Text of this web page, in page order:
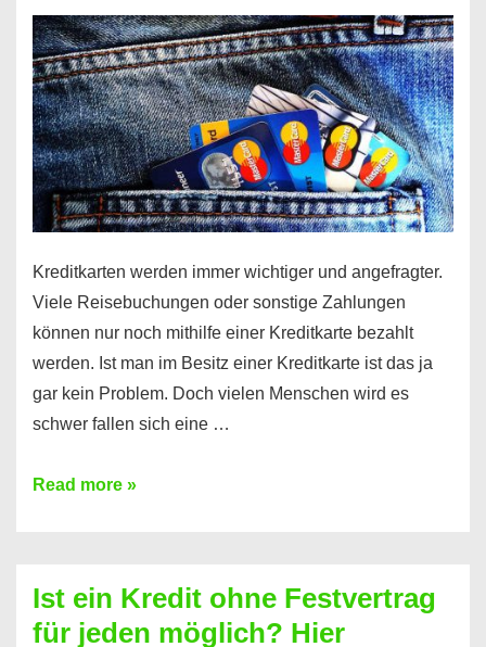
möglich
Kreditkarten werden immer wichtiger und angefragter.
Viele Reisebuchungen oder sonstige Zahlungen
können nur noch mithilfe einer Kreditkarte bezahlt
werden. Ist man im Besitz einer Kreditkarte ist das ja
gar kein Problem. Doch vielen Menschen wird es
schwer fallen sich eine …
Kreditkarte
Prepaid
ist
Read more »
Ist ein Kredit ohne Festvertrag
für jeden möglich? Hier